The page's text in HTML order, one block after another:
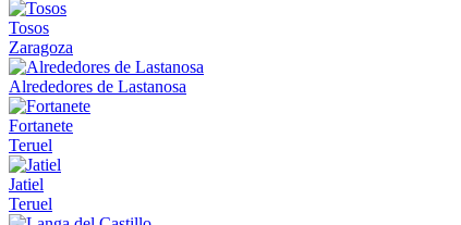
Tosos
Zaragoza
Alrededores de Lastanosa
Fortanete
Teruel
Jatiel
Teruel